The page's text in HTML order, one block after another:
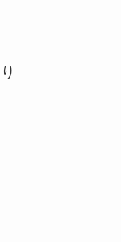
あり